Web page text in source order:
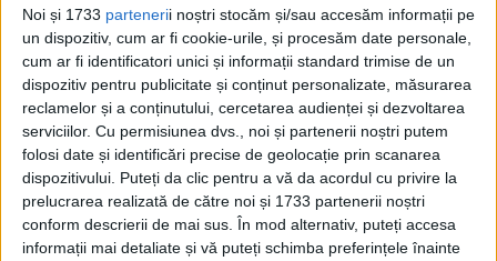
Noi și 1733 partenerii noștri stocăm și/sau accesăm informații pe
un dispozitiv, cum ar fi cookie-urile, și procesăm date personale,
cum ar fi identificatori unici și informații standard trimise de un
dispozitiv pentru publicitate și conținut personalizate, măsurarea
reclamelor și a conținutului, cercetarea audienței și dezvoltarea
serviciilor. Cu permisiunea dvs., noi și partenerii noștri putem
folosi date și identificări precise de geolocație prin scanarea
dispozitivului. Puteți da clic pentru a vă da acordul cu privire la
prelucrarea realizată de către noi și 1733 partenerii noștri
conform descrierii de mai sus. În mod alternativ, puteți accesa
informații mai detaliate și vă puteți schimba preferințele înainte
va fi scos la licitaţie pe 21 octombrie de
casa Giquello.
Între 18 şi 20 octombrie, scheletul de
triceratops va fi expus în saloanele
Hotelului Drouot din Paris.
La aceeaşi licitaţie vor fi prezentate un